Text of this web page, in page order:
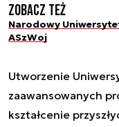
Zobacz też
Narodowy
ASzWoj
Utworzenie
zaawansowanych
kształcenie